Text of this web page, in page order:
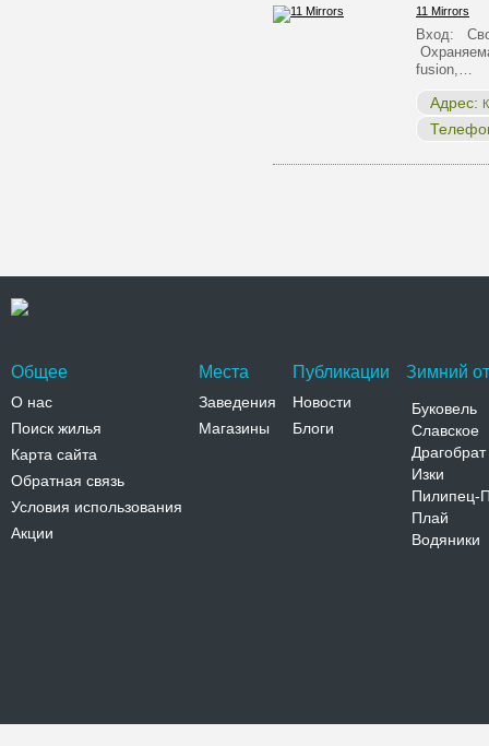
11 Mirrors
Вход:
fusion,…
Адрес:
Общее
О нас
Поиск жилья
Карта сайта
Обратная связь
Условия использования
Акции
Места
Заведения
Магазины
Публикации
Новости
Блоги
Зимний
Буковель
Славское
Драгобрат
Изки
Пилипец-
Плай
Водяники